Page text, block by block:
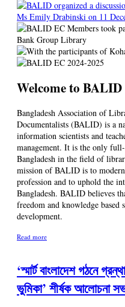
Welcome to BALID
Bangladesh Association of
Documentalists (BALID) is a
information scientists and
management. It is the only
Bangladesh in the field of
mission of BALID is to
profession and to uphold the
Bangladesh. BALID believes
freedom and knowledge based
development.
Read more
‘স্মার্ট বাংলাদেশ গঠনে
ভুমিকা’ শীর্ষক আলোচনা